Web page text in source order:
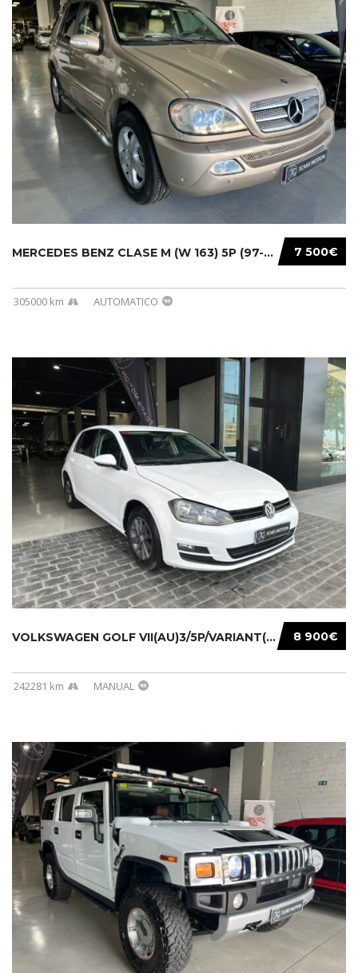
7 500€
MERCEDES BENZ CLASE M (W 163) 5P (97-05) 200...
305000 km AUTOMATICO
8 900€
VOLKSWAGEN GOLF VII(AU)3/5P/VARIANT(12-16 20...
242281 km MANUAL